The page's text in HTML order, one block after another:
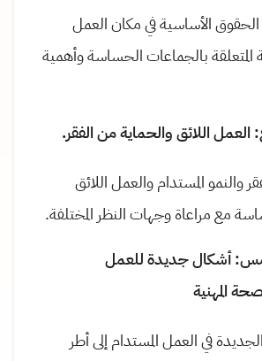
الأساسية في مكان العمل
المتعلقة بالجماعات الحساسة وأهمية
العمل اللائق والحماية من الفقر.
والنمو المستدام والعمل اللائق
مع مراعاة وجهات النظر المختلفة.
أشكال جديدة للعمل
المهنية
في العمل المستدام إلى أطر